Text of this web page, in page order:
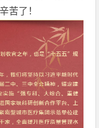
苦了！